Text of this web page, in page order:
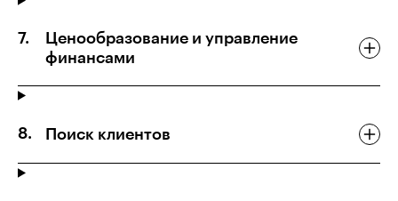
Ценообразование и управление
финансами
Поиск клиентов